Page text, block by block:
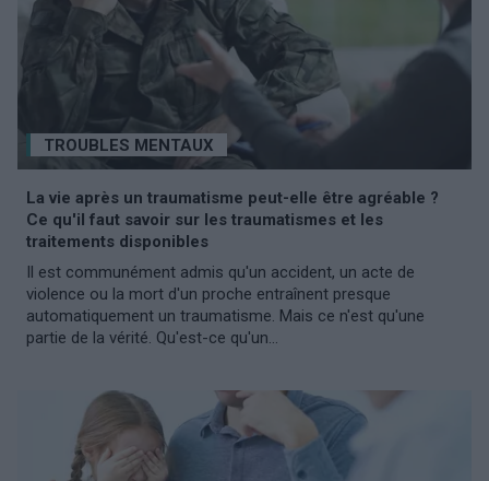
TROUBLES MENTAUX
La vie après un traumatisme peut-elle être agréable ?
Ce qu'il faut savoir sur les traumatismes et les
traitements disponibles
Il est communément admis qu'un accident, un acte de
violence ou la mort d'un proche entraînent presque
automatiquement un traumatisme. Mais ce n'est qu'une
partie de la vérité. Qu'est-ce qu'un...